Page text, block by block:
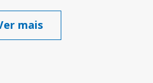
mais